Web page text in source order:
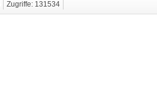
Zugriffe: 131534